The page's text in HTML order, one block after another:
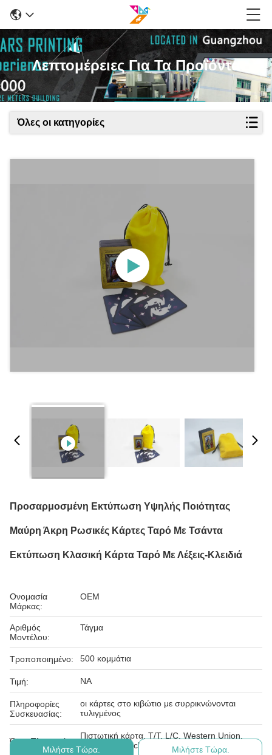
Λεπτομέρειες Για Τα Προϊόντα
Όλες οι κατηγορίες
Προσαρμοσμένη Εκτύπωση Υψηλής Ποιότητας
Μαύρη Άκρη Ρωσικές Κάρτες Ταρό Με Τσάντα
Εκτύπωση Κλασική Κάρτα Ταρό Με Λέξεις-Κλειδιά
Ονομασία
Μάρκας:
OEM
Αριθμός
Μοντέλου:
Τάγμα
Τροποποιημένο: 500 κομμάτια
Τιμή: NA
Πληροφορίες
Συσκευασίας:
οι κάρτες στο κιβώτιο με συρρικνώνονται
τυλιγμένος
Όροι Πληρωμής:
Πιστωτική κάρτα, T/T, L/C, Western Union,
Paypal, E-checking
Μιλήστε Τώρα. Μιλήστε Τώρα.